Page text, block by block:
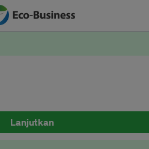
Lanjutkan